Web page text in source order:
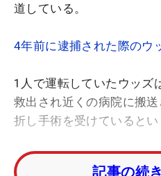
道している。
4年前に逮捕された際のウ
1人で運転していたウッズ
救出され近くの病院に搬
折し手術を受けているとい
代理人によると命に別状
記事の続